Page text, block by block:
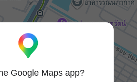
Google Maps app?